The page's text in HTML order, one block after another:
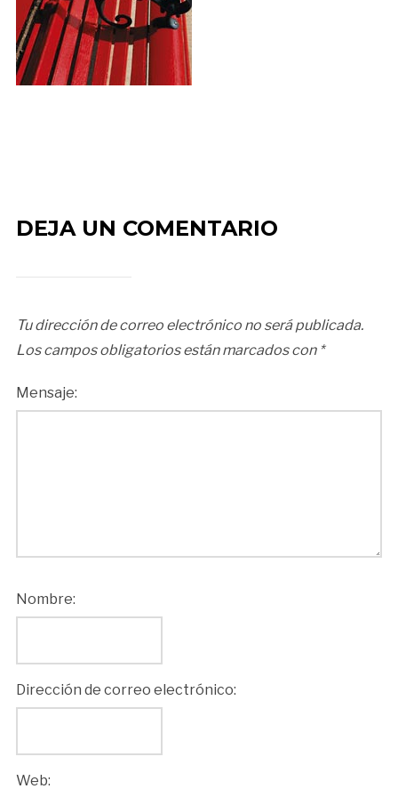
DEJA UN COMENTARIO
Tu dirección de correo electrónico no será publicada.
Los campos obligatorios están marcados con *
Mensaje:
Nombre:
Dirección de correo electrónico:
Web: